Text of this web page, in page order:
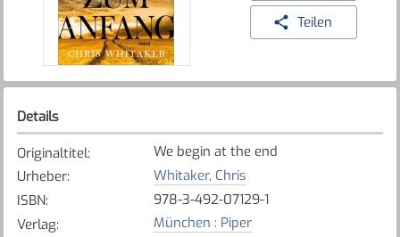
Teilen
Details
Originaltitel:
We begin at the end
Urheber:
Whitaker, Chris
ISBN:
978-3-492-07129-1
Verlag:
München : Piper